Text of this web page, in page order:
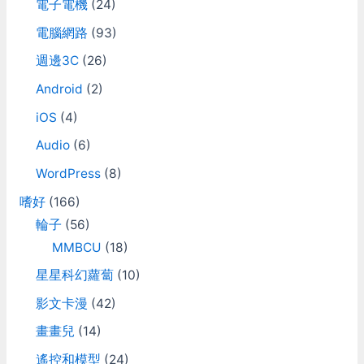
電子電機(24)
電腦網路 (93)
週邊3C(26)
Android (2)
iOS (4)
Audio(6)
WordPress(8)
嗜好(166)
輪子 (56)
MMBCU (18)
星星科幻蘿蔔(10)
影文卡漫 (42)
畫畫兒 (14)
遙控和模型 (24)